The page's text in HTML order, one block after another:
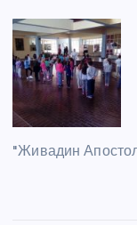
"Живадин